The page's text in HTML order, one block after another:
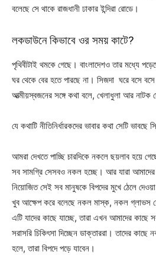
বলেছে সে থাকে রাজধানী ঢাকার ইন্দিরা রোডে।
লকডাউনে কিভাবে ওর সময় কাটে?
পৃথিবীটাই থমকে গেছে। বাংলাদেশও তার মধ্যে
ঘর থেকে বের হতে পারছে না। সিজদা ঘরে বসে
আত্মীয়স্বজনের সঙ্গে কথা বলে, খেলাধুলা আর নাটক
যে কথাটি নীতিনির্ধারকদের ভাবার কথা সেটি ভাবছে
আমরা দেখতে পাচ্ছি চারদিকে নকলে ছয়লাব হয়ে
সব সামগ্রি সেসবও নকল হচ্ছে। আর যারা আমাদের
নিয়োজিত সেই সব মানুষকে বিপদের মুখে ঠেলে
খুব আক্ষেপ করে বলেছে নকল মাস্ক, নকল গ্লাভস
এটি যাদের কাছে যাচ্ছে, তারা এখন আমাদের কাছে
সরাসরি চিকিৎসা দিচ্ছেন ডাক্তাররা। তাদের
হলে, তারা বিপদে পড়ে যাবেন।